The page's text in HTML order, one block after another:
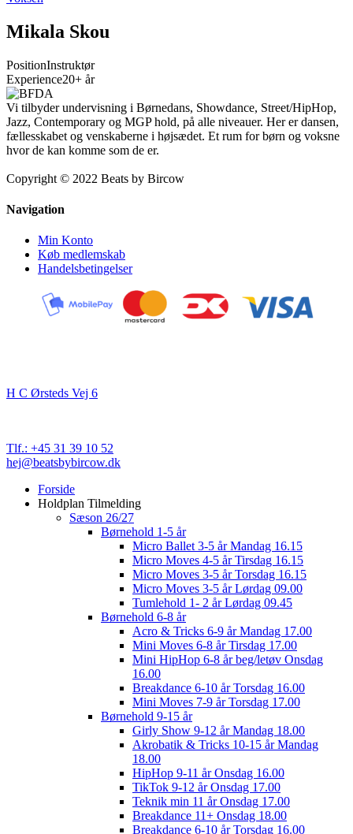
Mikala Skou
PositionInstruktør
Experience20+ år
Vi tilbyder undervisning i Børnedans, Showdance, Street/HipHop,
Jazz, Contemporary og MGP hold, på alle niveauer. Her er dansen,
fællesskabet og venskaberne i højsædet. Et rum for børn og voksne
hvor de kan komme som de er.
Copyright © 2022 Beats by Bircow
Navigation
Min Konto
Køb medlemskab
Handelsbetingelser
H C Ørsteds Vej 6
Tlf.: +45 31 39 10 52
hej@beatsbybircow.dk
Close
Menu
Forside
Holdplan Tilmelding
Sæson 26/27
Børnehold 1-5 år
Micro Ballet 3-5 år Mandag 16.15
Micro Moves 4-5 år Tirsdag 16.15
Micro Moves 3-5 år Torsdag 16.15
Micro Moves 3-5 år Lørdag 09.00
Tumlehold 1- 2 år Lørdag 09.45
Børnehold 6-8 år
Acro & Tricks 6-9 år Mandag 17.00
Mini Moves 6-8 år Tirsdag 17.00
Mini HipHop 6-8 år beg/letøv Onsdag
16.00
Breakdance 6-10 år Torsdag 16.00
Mini Moves 7-9 år Torsdag 17.00
Børnehold 9-15 år
Girly Show 9-12 år Mandag 18.00
Akrobatik & Tricks 10-15 år Mandag
18.00
HipHop 9-11 år Onsdag 16.00
TikTok 9-12 år Onsdag 17.00
Teknik min 11 år Onsdag 17.00
Breakdance 11+ Onsdag 18.00
Breakdance 6-10 år Torsdag 16.00